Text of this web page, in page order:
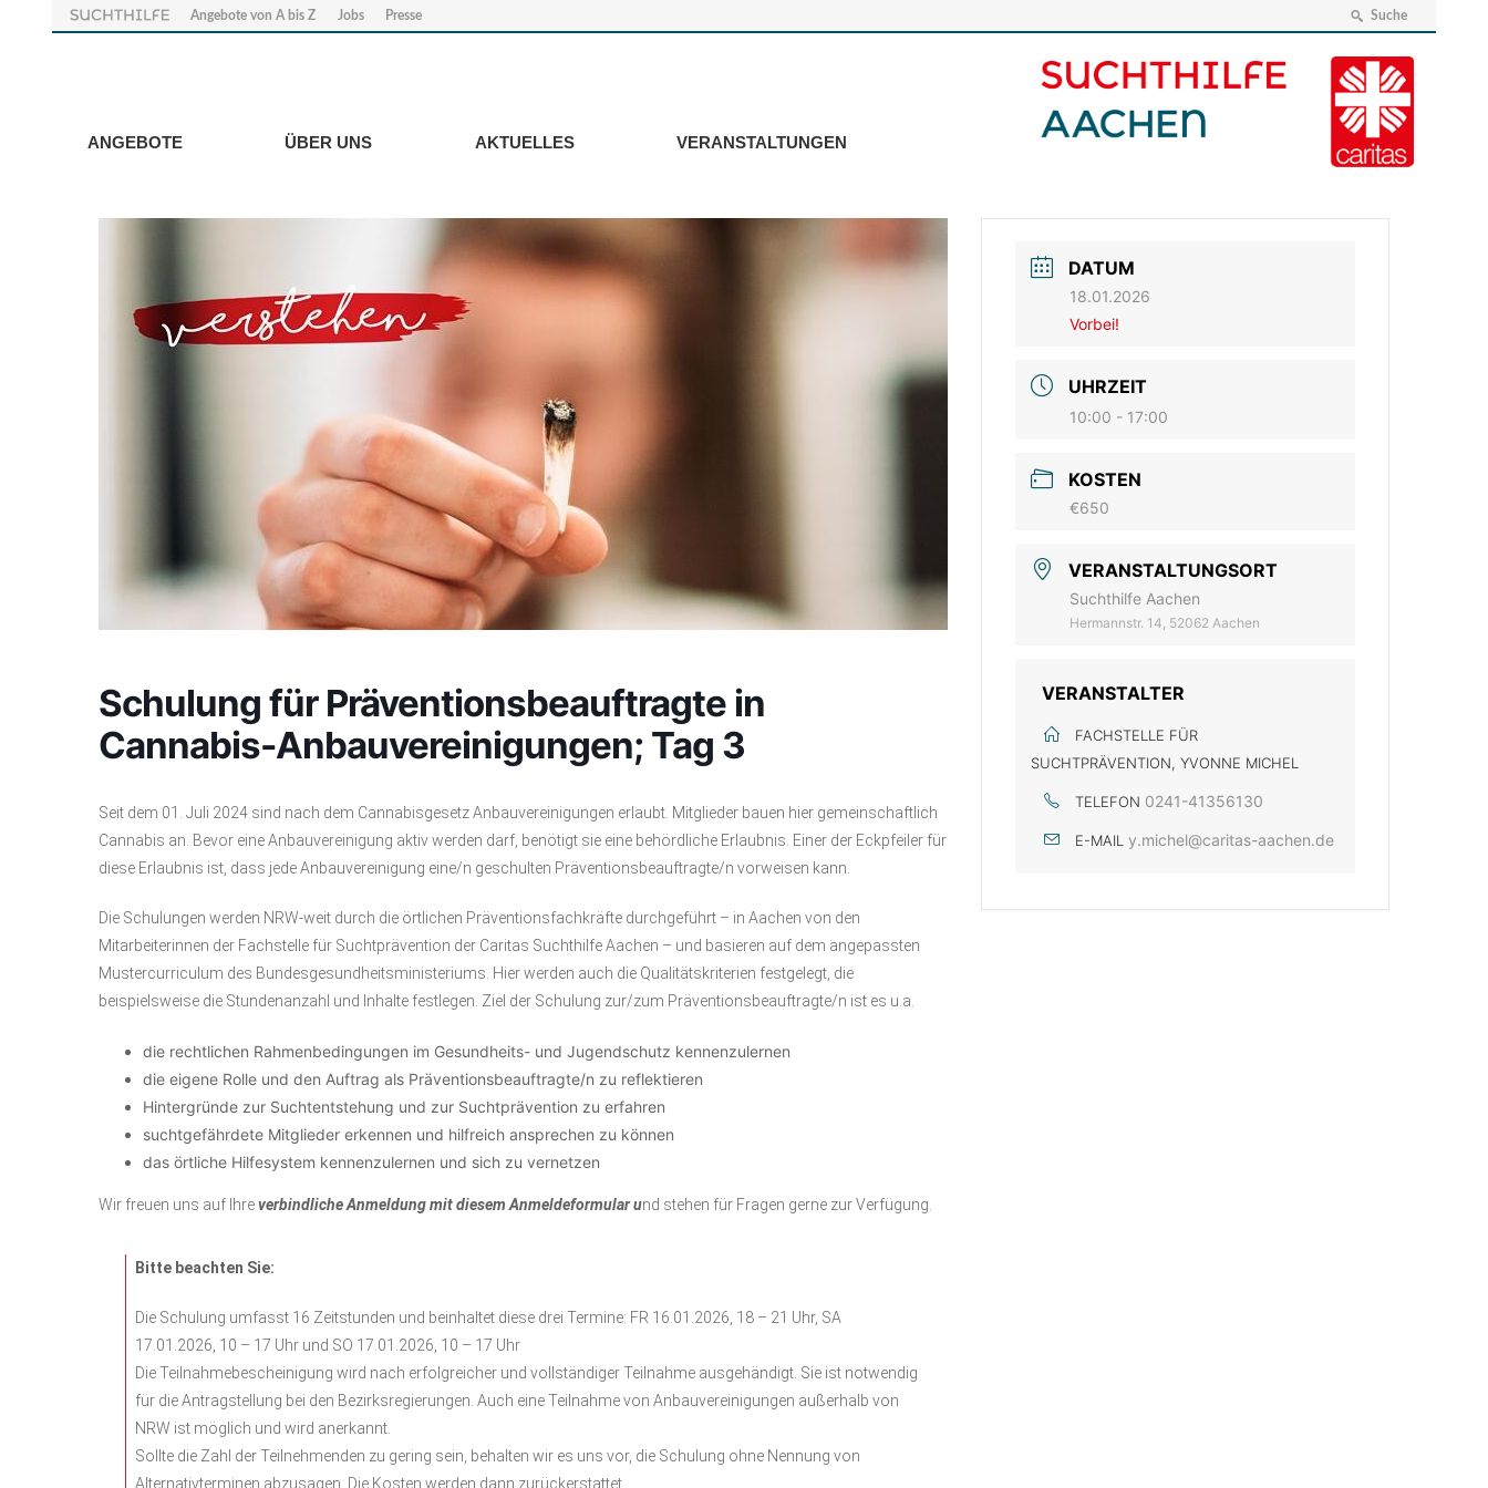
Angebote von A bis Z Jobs Presse Suche
ANGEBOTE ÜBER UNS AKTUELLES VERANSTALTUNGEN
Schulung für Präventionsbeauftragte in
Cannabis-Anbauvereinigungen; Tag 3
Seit dem 01. Juli 2024 sind nach dem Cannabisgesetz Anbauvereinigungen erlaubt. Mitglieder bauen hier gemeinschaftlich
Cannabis an. Bevor eine Anbauvereinigung aktiv werden darf, benötigt sie eine behördliche Erlaubnis. Einer der Eckpfeiler für
diese Erlaubnis ist, dass jede Anbauvereinigung eine/n geschulten Präventionsbeauftragte/n vorweisen kann.
Die Schulungen werden NRW-weit durch die örtlichen Präventionsfachkräfte durchgeführt – in Aachen von den
Mitarbeiterinnen der Fachstelle für Suchtprävention der Caritas Suchthilfe Aachen – und basieren auf dem angepassten
Mustercurriculum des Bundesgesundheitsministeriums. Hier werden auch die Qualitätskriterien festgelegt, die
beispielsweise die Stundenanzahl und Inhalte festlegen. Ziel der Schulung zur/zum Präventionsbeauftragte/n ist es u.a.
die rechtlichen Rahmenbedingungen im Gesundheits- und Jugendschutz kennenzulernen
die eigene Rolle und den Auftrag als Präventionsbeauftragte/n zu reflektieren
Hintergründe zur Suchtentstehung und zur Suchtprävention zu erfahren
suchtgefährdete Mitglieder erkennen und hilfreich ansprechen zu können
das örtliche Hilfesystem kennenzulernen und sich zu vernetzen
Wir freuen uns auf Ihreverbindliche Anmeldung mit diesem Anmeldeformularund stehen für Fragen gerne zur Verfügung.
Bitte beachten Sie:
Die Schulung umfasst 16 Zeitstunden und beinhaltet diese drei Termine: FR 16.01.2026, 18 – 21 Uhr, SA
17.01.2026, 10 – 17 Uhr und SO 17.01.2026, 10 – 17 Uhr
Die Teilnahmebescheinigung wird nach erfolgreicher und vollständiger Teilnahme ausgehändigt. Sie ist notwendig
für die Antragstellung bei den Bezirksregierungen. Auch eine Teilnahme von Anbauvereinigungen außerhalb von
NRW ist möglich und wird anerkannt.
Sollte die Zahl der Teilnehmenden zu gering sein, behalten wir es uns vor, die Schulung ohne Nennung von
Alternativterminen abzusagen. Die Kosten werden dann zurückerstattet.
DATUM
18.01.2026
Vorbei!
UHRZEIT
10:00 - 17:00
KOSTEN
€650
VERANSTALTUNGSORT
Suchthilfe Aachen
Hermannstr. 14, 52062 Aachen
VERANSTALTER
FACHSTELLE FÜR
SUCHTPRÄVENTION, YVONNE MICHEL
TELEFON 0241-41356130
E-MAIL y.michel@caritas-aachen.de